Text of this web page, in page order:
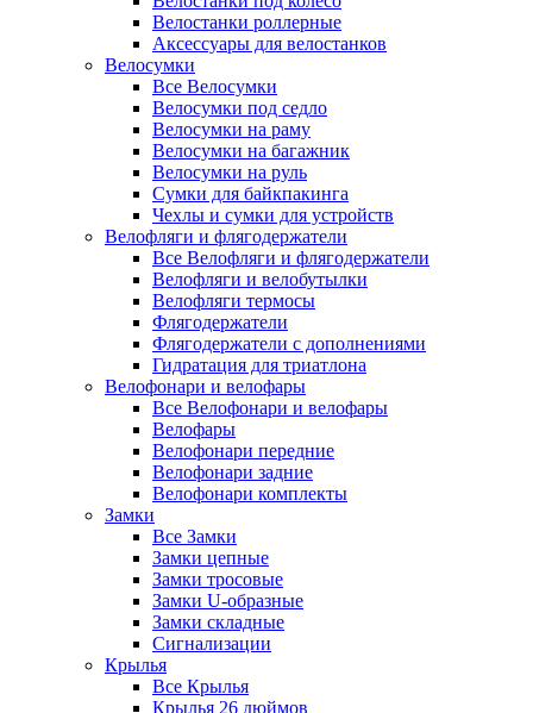
Велостанки роллерные
Аксессуары для велостанков
Велосумки
Все Велосумки
Велосумки под седло
Велосумки на раму
Велосумки на багажник
Велосумки на руль
Сумки для байкпакинга
Чехлы и сумки для устройств
Велофляги и флягодержатели
Все Велофляги и флягодержатели
Велофляги и велобутылки
Велофляги термосы
Флягодержатели
Флягодержатели с дополнениями
Гидратация для триатлона
Велофонари и велофары
Все Велофонари и велофары
Велофары
Велофонари передние
Велофонари задние
Велофонари комплекты
Замки
Все Замки
Замки цепные
Замки тросовые
Замки U-образные
Замки складные
Сигнализации
Крылья
Все Крылья
Крылья 26 дюймов